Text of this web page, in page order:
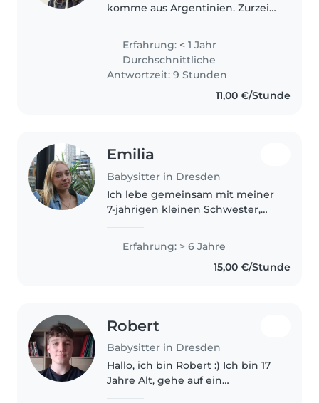
komme aus Argentinien. Zurzeit
Deutschkurs und verbessere
mein Deutsch weiter. Meine
Muttersprache ist Spanisch. Ich
bin Radiologietechnikerin,..
Erfahrung: < 1 Jahr
Durchschnittliche
Antwortzeit: 9 Stunden
11,00 €/Stunde
Emilia
Babysitter in Dresden
Ich lebe gemeinsam mit meiner
7-jährigen kleinen Schwester,
habe. Zusätzlich habe ich bereits
Babysitting-Erfahrung mit
Erfahrung: > 6 Jahre
15,00 €/Stunde
Robert
Babysitter in Dresden
Hallo, ich bin Robert :) Ich bin 17
Jahre Alt, gehe auf ein